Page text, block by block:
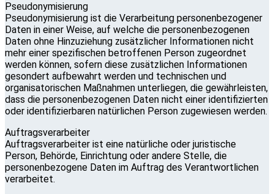
Pseudonymisierung
Pseudonymisierung ist die Verarbeitung personenbezogener
Daten in einer Weise, auf welche die personenbezogenen
Daten ohne Hinzuziehung zusätzlicher Informationen nicht
mehr einer spezifischen betroffenen Person zugeordnet
werden können, sofern diese zusätzlichen Informationen
gesondert aufbewahrt werden und technischen und
organisatorischen Maßnahmen unterliegen, die gewährleisten,
dass die personenbezogenen Daten nicht einer identifizierten
oder identifizierbaren natürlichen Person zugewiesen werden.
Auftragsverarbeiter
Auftragsverarbeiter ist eine natürliche oder juristische
Person, Behörde, Einrichtung oder andere Stelle, die
personenbezogene Daten im Auftrag des Verantwortlichen
verarbeitet.